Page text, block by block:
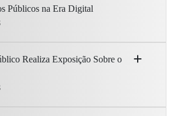
Públicos na Era Digital
Realiza Exposição Sobre o